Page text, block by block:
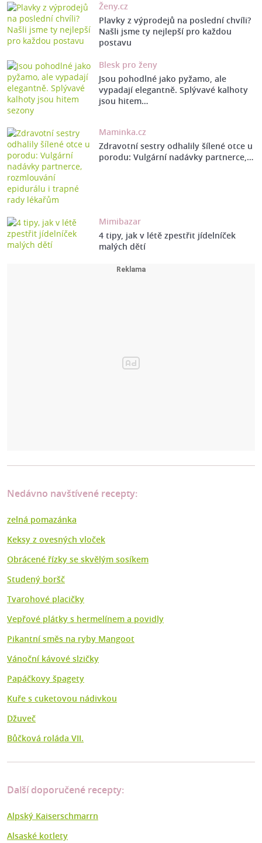
Ženy.cz
Plavky z výprodejů na poslední chvíli?
Našli jsme ty nejlepší pro každou
postavu
Blesk pro ženy
Jsou pohodlné jako pyžamo, ale
vypadají elegantně. Splývavé kalhoty
jsou hitem…
Maminka.cz
Zdravotní sestry odhalily šílené otce u
porodu: Vulgární nadávky partnerce,…
Mimibazar
4 tipy, jak v létě zpestřit jídelníček
malých dětí
Nedávno navštívené recepty:
zelná pomazánka
Keksy z ovesných vloček
Obrácené řízky se skvělým sosíkem
Studený boršč
Tvarohové placičky
Vepřové plátky s hermelínem a povidly
Pikantní směs na ryby Mangoot
Vánoční kávové slzičky
Papáčkovy špagety
Kuře s cuketovou nádivkou
Džuveč
Bůčková roláda VII.
Další doporučené recepty:
Alpský Kaiserschmarrn
Alsaské kotlety